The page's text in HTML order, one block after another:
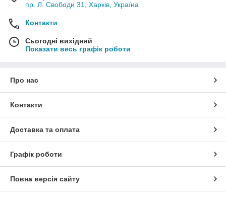
пр. Л. Свободи 31, Харків, Україна
Контакти
Сьогодні вихідний
Показати весь графік роботи
Про нас
Контакти
Доставка та оплата
Графік роботи
Повна версія сайту